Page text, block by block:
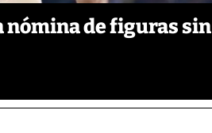
nómina de figuras sin